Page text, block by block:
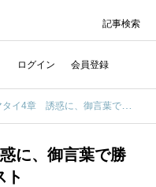
ログイン 会員登録
記事検索
イ4章 誘惑に、御言葉で勝利されたキリスト
に、御言葉で勝
ト